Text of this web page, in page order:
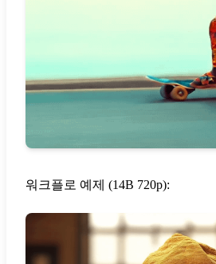
워크플로 예제 (14B 720p):